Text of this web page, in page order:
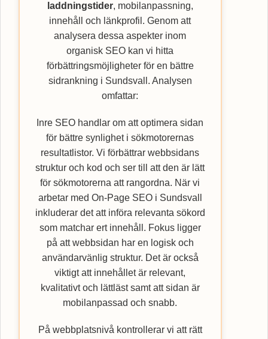
laddningstider, mobilanpassning,
innehåll och länkprofil. Genom att
analysera dessa aspekter inom
organisk SEO kan vi hitta
förbättringsmöjligheter för en bättre
sidrankning i Sundsvall. Analysen
omfattar:
Inre SEO handlar om att optimera sidan
för bättre synlighet i sökmotorernas
resultatlistor. Vi förbättrar webbsidans
struktur och kod och ser till att den är lätt
för sökmotorerna att rangordna. När vi
arbetar med On-Page SEO i Sundsvall
inkluderar det att införa relevanta sökord
som matchar ert innehåll. Fokus ligger
på att webbsidan har en logisk och
användarvänlig struktur. Det är också
viktigt att innehållet är relevant,
kvalitativt och lättläst samt att sidan är
mobilanpassad och snabb.
På webbplatsnivå kontrollerar vi att rätt